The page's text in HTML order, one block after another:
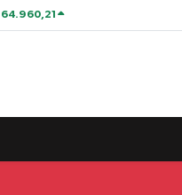
64.960,21